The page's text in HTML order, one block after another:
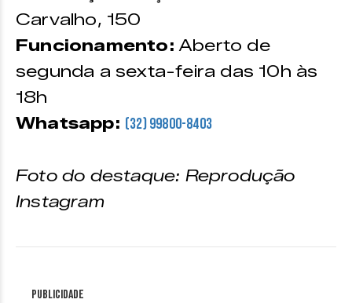
Carvalho, 150
Funcionamento: Aberto de
segunda a sexta-feira das 10h às
18h
Whatsapp: (32) 99800-8403
Foto do destaque: Reprodução
Instagram
Publicidade